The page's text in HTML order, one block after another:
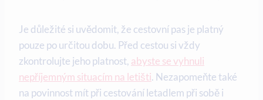
Je důležité si uvědomit, že cestovní pas je platný
pouze po určitou dobu. Před cestou si vždy
zkontrolujte jeho platnost, abyste se vyhnuli
nepříjemným situacím na letišti. Nezapomeňte také
na povinnost mít při cestování letadlem při sobě i